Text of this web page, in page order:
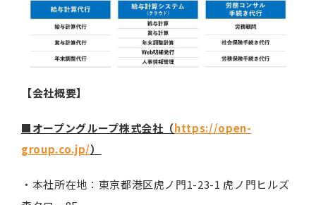
【会社概要】
■オープングループ株式会社（https://open-
group.co.jp/）
・本社所在地：東京都港区虎ノ門1-23-1 虎ノ門ヒルズ